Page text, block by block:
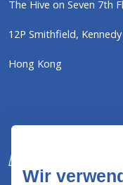
The Hive on Seven 7th
12P Smithfield,
Hong Kong
Wir